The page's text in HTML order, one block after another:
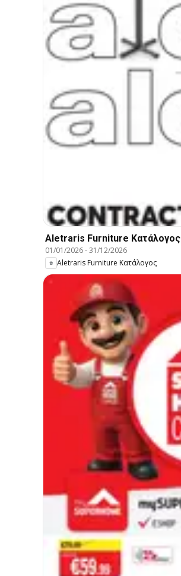
Aletraris Furniture Κατάλογος
01/01/2026-31/12/2026
Aletraris Furniture Κατάλογος